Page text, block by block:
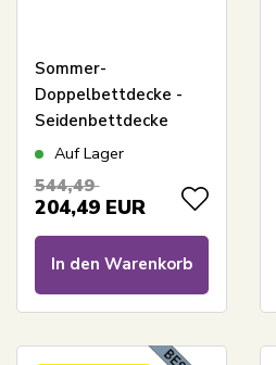
Sommer-
Doppelbettdecke -
Seidenbettdecke
100% Maulbeerseide
Nature By Borg Decke
Auf Lager
544,49
204,49 EUR
In den Warenkorb